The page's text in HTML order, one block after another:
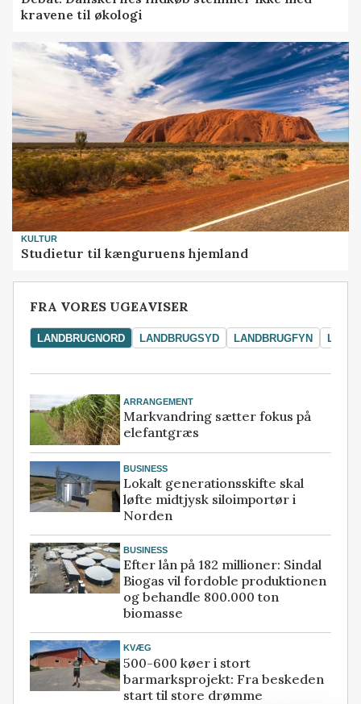
kravene til økologi
KULTUR
Studietur til kænguruens hjemland
FRA VORES UGEAVISER
LANDBRUGNORD LANDBRUGSYD LANDBRUGFYN
ARRANGEMENT
Markvandring sætter fokus på
elefantgræs
BUSINESS
Lokalt generationsskifte skal
løfte midtjysk siloimportør i
Norden
BUSINESS
Efter lån på 182 millioner: Sindal
Biogas vil fordoble produktionen
og behandle 800.000 ton
biomasse
KVÆG
500-600 køer i stort
barmarksprojekt: Fra beskeden
start til store drømme